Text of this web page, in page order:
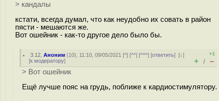
> кандалы
кстати, всегда думал, что как неудобно их совать в район
пясти - мешаются же.
Вот ошейник - как-то другое дело было бы.
3.12 ,Аноним (10), 11:10, 09/05/2021 [^] [^^] [^^^] [ответить][↓]
[к модератору]
+1
+ / –
> Вот ошейник
Ещё лучше пояс на грудь, поближе к кардиостимулятору.